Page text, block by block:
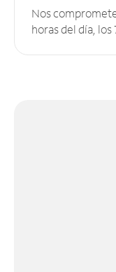
Nos
horas del día, los